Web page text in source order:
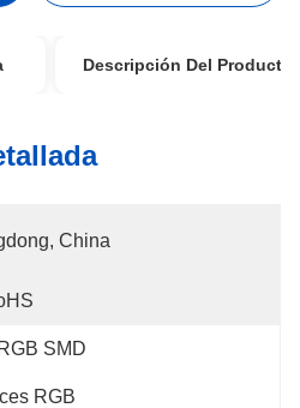
Descripción Del Producto
China
SMD
RGB